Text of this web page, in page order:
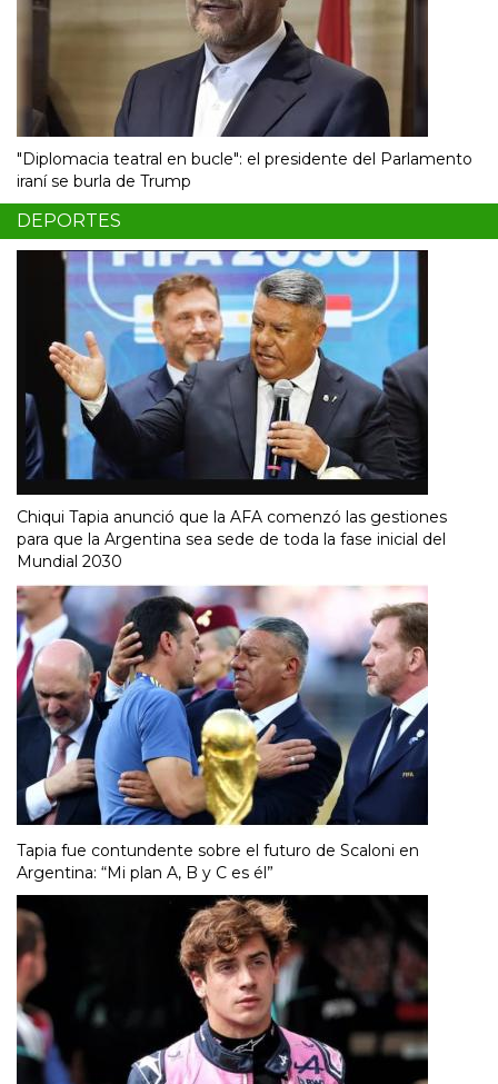
"Diplomacia teatral en bucle": el presidente del Parlamento
iraní se burla de Trump
DEPORTES
Chiqui Tapia anunció que la AFA comenzó las gestiones
para que la Argentina sea sede de toda la fase inicial del
Mundial 2030
Tapia fue contundente sobre el futuro de Scaloni en
Argentina: “Mi plan A, B y C es él”